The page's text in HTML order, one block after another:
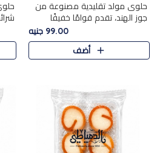
حلوى مولد تقليدية مصنوعة من
جوز الهند، تقدم قوامًا خفيفًا
ونكهة شرقية أصيلة تجسد روح
الـموسم الأعياد.
99.00 جنيه
أضف